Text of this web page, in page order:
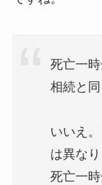
死亡一
相続と
いいえ
は異なり
死亡一